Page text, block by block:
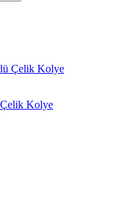
Çelik Kolye